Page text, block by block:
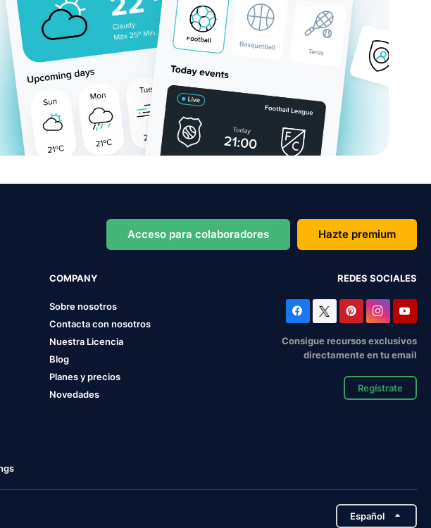
Acceso para colaboradores Hazte premium
COMPANY
Sobre nosotros
Contacta con nosotros
Nuestra Licencia
Blog
Planes y precios
Novedades
REDES SOCIALES
Consigue recursos exclusivos
directamente en tu email
Regístrate
Español